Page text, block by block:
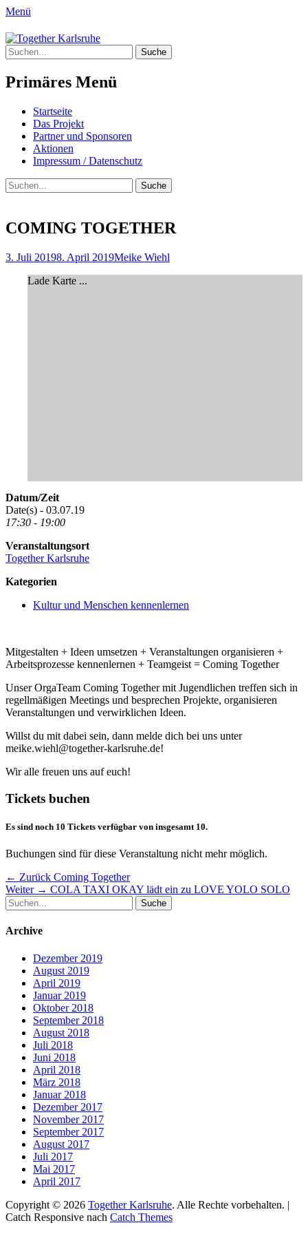
Menü
Together Karlsruhe
Integration von jungen Menschen mit
Fluchterfahrung und
Migrationshintergrund
Suche
nach:
Primäres Menü
Springe
zum
Inhalt
Startseite
Das Projekt
Partner und Sponsoren
Aktionen
Impressum / Datenschutz
Suchen
Suche
nach:
COMING TOGETHER
Posted
3. Juli 20198. April 2019Author
Meike Wiehl
Lade Karte ...
Datum/Zeit
Date(s) - 03.07.19
17:30 - 19:00
Veranstaltungsort
Together Karlsruhe
Kategorien
Kultur und Menschen kennenlernen
Mitgestalten + Ideen umsetzen + Veranstaltungen organisieren +
Arbeitsprozesse kennenlernen + Teamgeist = Coming Together
Unser OrgaTeam Coming Together mit Jugendlichen treffen sich in
regellmäßigen Meetings und besprechen Projekte, organisieren
Veranstaltungen und verwirklichen Ideen.
Willst du mit dabei sein, dann melde dich bei uns unter
meike.wiehl@together-karlsruhe.de!
Wir alle freuen uns auf euch!
Tickets buchen
Es sind noch 10 Tickets verfügbar von insgesamt 10.
Buchungen sind für diese Veranstaltung nicht mehr möglich.
Beitragsnavigation
← Zurück Vorheriger
Beitrag:
Coming Together
Weiter → Nächster
COLA TAXI OKAY lädt ein zu LOVE YOLO SOLO
Suche
nach:
Archive
Dezember 2019
August 2019
April 2019
Januar 2019
Oktober 2018
September 2018
August 2018
Juli 2018
Juni 2018
April 2018
März 2018
Januar 2018
Dezember 2017
November 2017
September 2017
August 2017
Juli 2017
Mai 2017
April 2017
Copyright © 2026 Together Karlsruhe. Alle Rechte vorbehalten. |
Catch Responsive nach Catch Themes